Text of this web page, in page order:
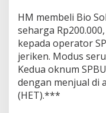
HM membeli Bio
seharga
kepada operator
jeriken. Modus
Kedua oknum
dengan menjual di
(HET).***